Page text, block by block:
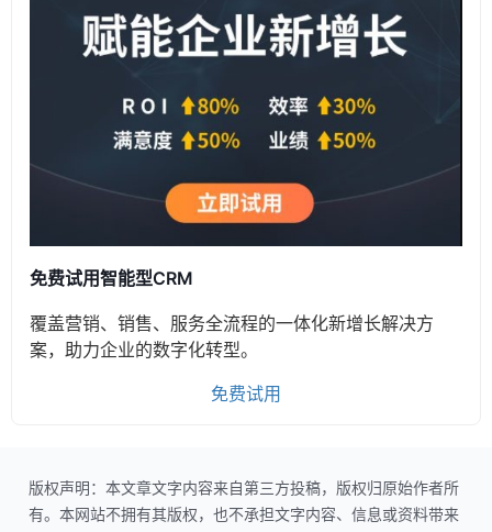
免费试用智能型CRM
覆盖营销、销售、服务全流程的一体化新增长解决方
案，助力企业的数字化转型。
免费试用
版权声明：本文章文字内容来自第三方投稿，版权归原始作者所
有。本网站不拥有其版权，也不承担文字内容、信息或资料带来